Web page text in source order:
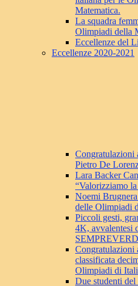
Matematica.
La squadra
Olimpiadi della
Eccellenze del
Eccellenze 2020-2021
Congratulazioni
Pietro De
Lara Backer
“Valorizziamo
Noemi
delle Olimpiadi
Piccoli gesti,
4K, avvalentesi
Congratulazioni
classificata
Olimpiadi di
Due studenti